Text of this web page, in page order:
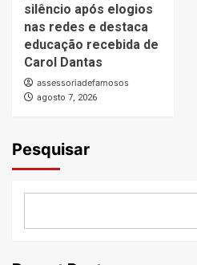
silêncio após elogios
nas redes e destaca
educação recebida de
Carol Dantas
assessoriadefamosos
agosto 7, 2026
Pesquisar